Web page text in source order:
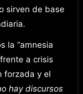
sirven de base
la “amnesia
a crisis
forzada y el
hay discursos